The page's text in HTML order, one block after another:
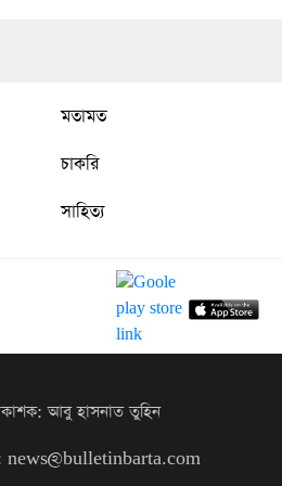
মতামত
চাকরি
সাহিত্য
আবু হাসনাত তুহিন
news@bulletinbarta.com